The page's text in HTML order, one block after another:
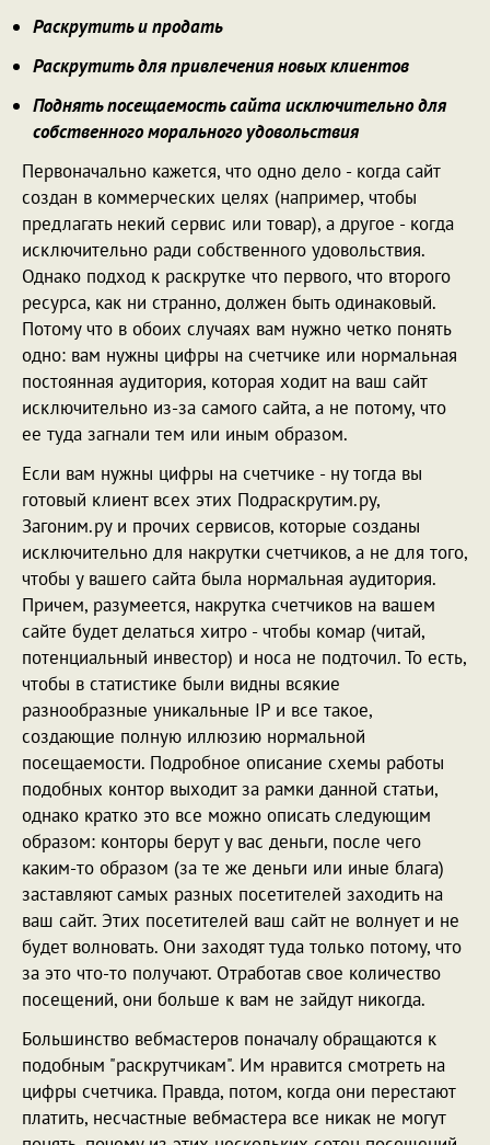
Раскрутить и продать
Раскрутить для привлечения новых клиентов
Поднять посещаемость сайта исключительно для
собственного морального удовольствия
Первоначально кажется, что одно дело - когда сайт
создан в коммерческих целях (например, чтобы
предлагать некий сервис или товар), а другое - когда
исключительно ради собственного удовольствия.
Однако подход к раскрутке что первого, что второго
ресурса, как ни странно, должен быть одинаковый.
Потому что в обоих случаях вам нужно четко понять
одно: вам нужны цифры на счетчике или нормальная
постоянная аудитория, которая ходит на ваш сайт
исключительно из-за самого сайта, а не потому, что
ее туда загнали тем или иным образом.
Если вам нужны цифры на счетчике - ну тогда вы
готовый клиент всех этих Подраскрутим.ру,
Загоним.ру и прочих сервисов, которые созданы
исключительно для накрутки счетчиков, а не для того,
чтобы у вашего сайта была нормальная аудитория.
Причем, разумеется, накрутка счетчиков на вашем
сайте будет делаться хитро - чтобы комар (читай,
потенциальный инвестор) и носа не подточил. То есть,
чтобы в статистике были видны всякие
разнообразные уникальные IP и все такое,
создающие полную иллюзию нормальной
посещаемости. Подробное описание схемы работы
подобных контор выходит за рамки данной статьи,
однако кратко это все можно описать следующим
образом: конторы берут у вас деньги, после чего
каким-то образом (за те же деньги или иные блага)
заставляют самых разных посетителей заходить на
ваш сайт. Этих посетителей ваш сайт не волнует и не
будет волновать. Они заходят туда только потому, что
за это что-то получают. Отработав свое количество
посещений, они больше к вам не зайдут никогда.
Большинство вебмастеров поначалу обращаются к
подобным "раскрутчикам". Им нравится смотреть на
цифры счетчика. Правда, потом, когда они перестают
платить, несчастные вебмастера все никак не могут